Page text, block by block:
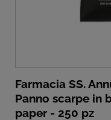
Farmacia SS.
Panno scarpe in
paper - 250 pz